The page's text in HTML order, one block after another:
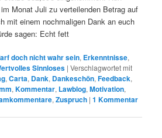
Monat Juli zu verteilenden Betrag auf
mit einem nochmaligen Dank an euch
sagen: Echt fett
doch nicht wahr sein, Erkenntnisse,
Sinnloses |Verschlagwortet mit
,Carta, Dank, Dankeschön,Feedback,
,Kommentar, Lawblog,Motivation,
,Zuspruch |1 Kommentar